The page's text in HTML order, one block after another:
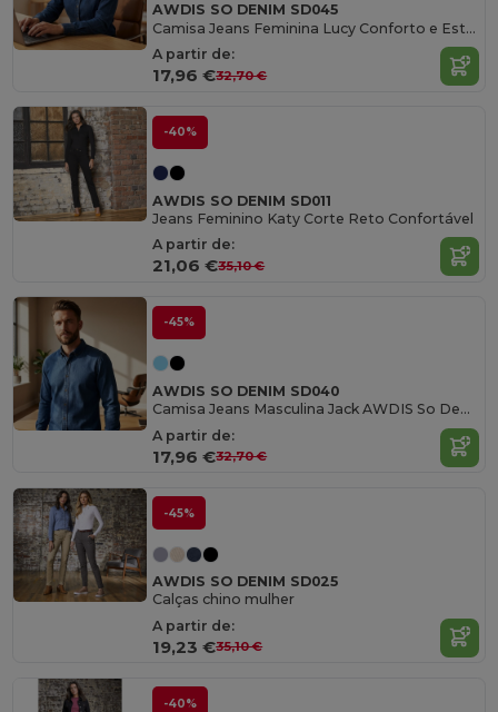
AWDIS SO DENIM SD045
Camisa Jeans Feminina Lucy Conforto e Estilo
A partir de:
17,96 €32,70 €
-40%
AWDIS SO DENIM SD011
Jeans Feminino Katy Corte Reto Confortável
A partir de:
21,06 €35,10 €
-45%
AWDIS SO DENIM SD040
Camisa Jeans Masculina Jack AWDIS So Denim
A partir de:
17,96 €32,70 €
-45%
AWDIS SO DENIM SD025
Calças chino mulher
A partir de:
19,23 €35,10 €
-40%